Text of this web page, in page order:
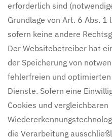
erforderlich sind
Grundlage von Art. 6 Abs. 1
sofern keine andere
Der Websitebetreiber hat
der Speicherung von
fehlerfreien und
Dienste. Sofern eine
Cookies und vergleichbaren
die Verarbeitung